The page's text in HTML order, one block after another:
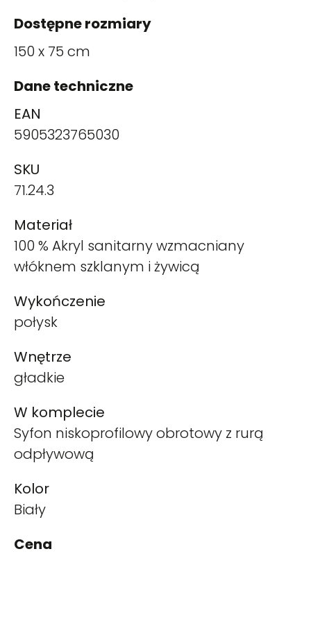
Dostępne rozmiary
150 x 75 cm
Dane techniczne
EAN
5905323765030
SKU
71.24.3
Materiał
100 % Akryl sanitarny wzmacniany
włóknem szklanym i żywicą
Wykończenie
połysk
Wnętrze
gładkie
W komplecie
Syfon niskoprofilowy obrotowy z rurą
odpływową
Kolor
Biały
Cena